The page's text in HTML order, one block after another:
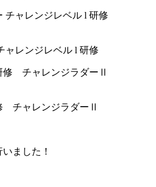
ャレンジレベル l 研修
チャレンジラダーⅡ
ました！